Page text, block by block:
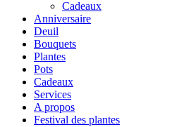
Cadeaux
Anniversaire
Deuil
Bouquets
Plantes
Pots
Cadeaux
Services
A propos
Festival des plantes